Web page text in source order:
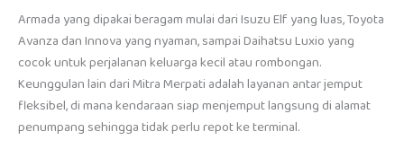
Armada yang dipakai beragam mulai dari Isuzu Elf yang luas, Toyota
Avanza dan Innova yang nyaman, sampai Daihatsu Luxio yang
cocok untuk perjalanan keluarga kecil atau rombongan.
Keunggulan lain dari Mitra Merpati adalah layanan antar jemput
fleksibel, di mana kendaraan siap menjemput langsung di alamat
penumpang sehingga tidak perlu repot ke terminal.